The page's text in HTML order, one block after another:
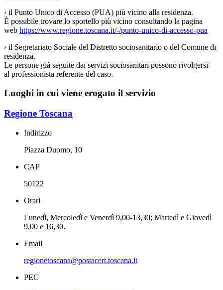
› il Punto Unico di Accesso (PUA) più vicino alla residenza.
È possibile trovare lo sportello più vicino consultando la pagina
web https://www.regione.toscana.it/-/punto-unico-di-accesso-pua
› il Segretariato Sociale del Distretto sociosanitario o del Comune di
residenza.
Le persone già seguite dai servizi sociosanitari possono rivolgersi
al professionista referente del caso.
Luoghi in cui viene erogato il servizio
Regione Toscana
Indirizzo
Piazza Duomo, 10
CAP
50122
Orari
Lunedì, Mercoledì e Venerdì 9,00-13,30; Martedì e Giovedì
9,00 e 16,30.
Email
regionetoscana@postacert.toscana.it
PEC